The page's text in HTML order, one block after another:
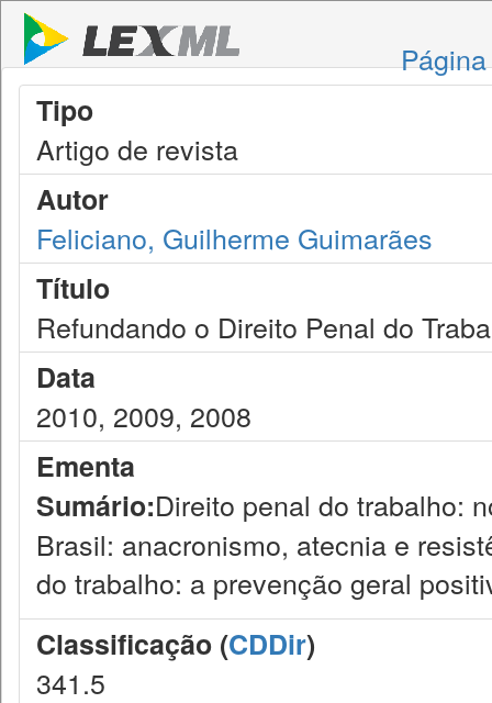
Tipo
Artigo de revista
Autor
Feliciano, Guilherme Guimarães
Título
Refundando o Direito Penal do
Data
2010, 2009, 2008
Ementa
Sumário:Direito penal do trabalho:
Brasil: anacronismo, atecnia e
do trabalho: a prevenção geral
Classificação (CDDir)
341.5